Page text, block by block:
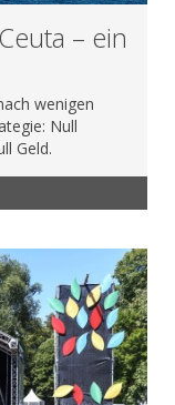
– ein
wenigen
Null
Geld.